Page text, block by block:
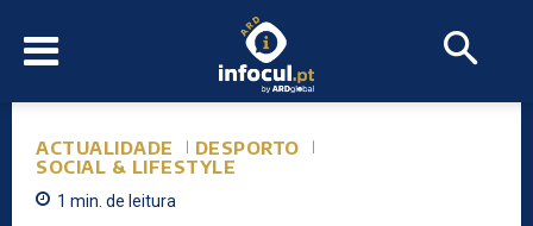
ACTUALIDADE
DESPORTO
SOCIAL & LIFESTYLE
1 min. de leitura